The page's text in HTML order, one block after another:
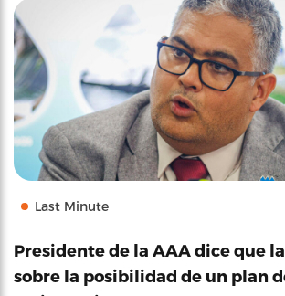
Last Minute
Presidente de la AAA dice que
sobre la posibilidad de un plan